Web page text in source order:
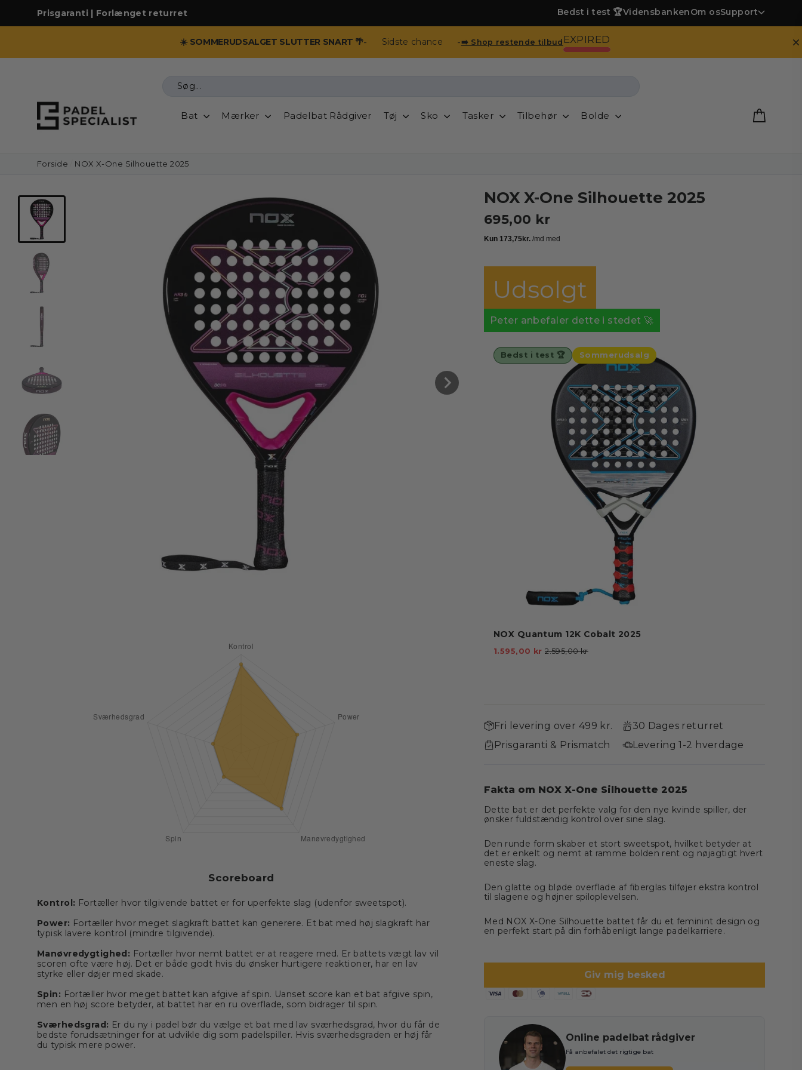
Prisgaranti | Forlænget returret Bedst i test 🏆VidensbankenOm osSupport
☀️ SOMMERUDSALGET SLUTTER SNART 🌴- Sidste chance -➡️ Shop restende tilbud EXPIRED
Bat Mærker Padelbat Rådgiver Tøj Sko Tasker Tilbehør Bolde
Forside NOX X-One Silhouette 2025
Scoreboard
Kontrol: Fortæller hvor tilgivende battet er for uperfekte slag (udenfor sweetspot).
Power: Fortæller hvor meget slagkraft battet kan generere. Et bat med høj slagkraft har
typisk lavere kontrol (mindre tilgivende).
Manøvredygtighed: Fortæller hvor nemt battet er at reagere med. Er battets vægt lav vil
scoren ofte være høj. Det er både godt hvis du ønsker hurtigere reaktioner, har en lav
styrke eller døjer med skade.
Spin: Fortæller hvor meget battet kan afgive af spin. Uanset score kan et bat afgive spin,
men en høj score betyder, at battet har en ru overflade, som bidrager til spin.
Sværhedsgrad: Er du ny i padel bør du vælge et bat med lav sværhedsgrad, hvor du får de
bedste forudsætninger for at udvikle dig som padelspiller. Hvis sværhedsgraden er høj får
du typisk mere power.
NOX X-One Silhouette 2025
695,00 kr
pris
Udsolgt
Peter anbefaler dette i stedet 🚀
Bedst i test 🏆 Sommerudsalg
NOX Quantum 12K Cobalt 2025
1.595,00 krVejl.
2.595,00 kr
Fri levering over 499 kr.
30 Dages returret
Prisgaranti & Prismatch
Levering 1-2 hverdage
Fakta om NOX X-One Silhouette 2025
Dette bat er det perfekte valg for den nye kvinde spiller, der
ønsker fuldstændig kontrol over sine slag.
Den runde form skaber et stort sweetspot, hvilket betyder at
det er enkelt og nemt at ramme bolden rent og nøjagtigt hvert
eneste slag.
Den glatte og bløde overflade af fiberglas tilføjer ekstra kontrol
til slagene og højner spiloplevelsen.
Med NOX X-One Silhouette battet får du et feminint design og
en perfekt start på din forhåbenligt lange padelkarriere.
Giv mig besked
Online padelbat rådgiver
Få anbefalet det rigtige bat